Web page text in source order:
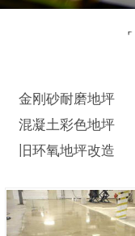
金刚砂耐磨地坪
混凝土彩色地坪
旧环氧地坪改造